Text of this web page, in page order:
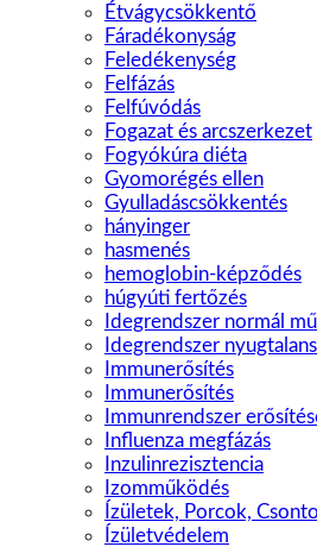
Étvágycsökkentő
Fáradékonyság
Feledékenység
Felfázás
Felfúvódás
Fogazat és arcszerkezet
Fogyókúra diéta
Gyomorégés ellen
Gyulladáscsökkentés
hányinger
hasmenés
hemoglobin-képződés
húgyúti fertőzés
Idegrendszer normál
Idegrendszer
Immunerősítés
Immunerősítés
Immunrendszer
Influenza megfázás
Inzulinrezisztencia
Izomműködés
Ízületek, Porcok,
Ízületvédelem